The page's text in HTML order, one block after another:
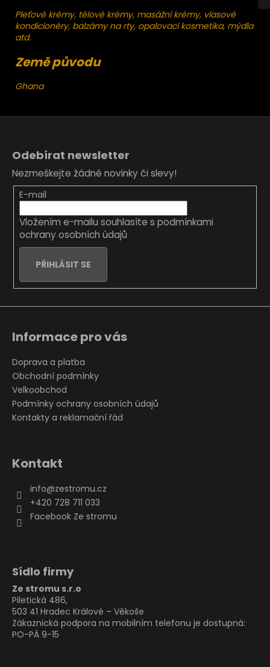
Pleťové krémy, tělové krémy, masážní krémy, vlasové
kondicionéry, balzámy na rty, opalovací kosmetika, mýdla
atd.
Země původu
Ghana
Odebírat newsletter
Nezmeškejte žádné novinky či slevy!
E-mail
Vložením e-mailu souhlasíte s podmínkami
ochrany osobních údajů
PŘIHLÁSIT SE
Informace pro vás
Doprava a platba
Obchodní podmínky
Velkoobchod
Podmínky ochrany osobních údajů
Kontakty a reklamační řád
Kontakt
info@zestromu.cz
+420 728 711 033
Facebook Ze stromu
Sídlo firmy
Ze stromu s.r.o
Piletická 486,
503 41 Hradec Králové – Věkoše
Zákaznická podpora na mobilním telefonu je dostupná:
PO-PÁ 9-15